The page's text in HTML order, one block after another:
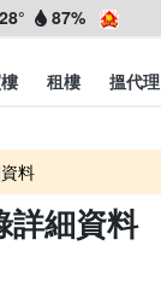
28° 87%
租樓 搵代理
料
詳細資料